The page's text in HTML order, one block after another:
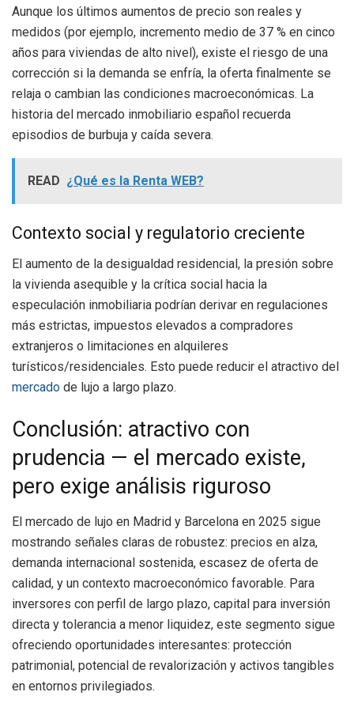
Aunque los últimos aumentos de precio son reales y
medidos (por ejemplo, incremento medio de 37 % en cinco
años para viviendas de alto nivel), existe el riesgo de una
corrección si la demanda se enfría, la oferta finalmente se
relaja o cambian las condiciones macroeconómicas. La
historia del mercado inmobiliario español recuerda
episodios de burbuja y caída severa.
READ ¿Qué es la Renta WEB?
Contexto social y regulatorio creciente
El aumento de la desigualdad residencial, la presión sobre
la vivienda asequible y la crítica social hacia la
especulación inmobiliaria podrían derivar en regulaciones
más estrictas, impuestos elevados a compradores
extranjeros o limitaciones en alquileres
turísticos/residenciales. Esto puede reducir el atractivo del
mercado de lujo a largo plazo.
Conclusión: atractivo con
prudencia — el mercado existe,
pero exige análisis riguroso
El mercado de lujo en Madrid y Barcelona en 2025 sigue
mostrando señales claras de robustez: precios en alza,
demanda internacional sostenida, escasez de oferta de
calidad, y un contexto macroeconómico favorable. Para
inversores con perfil de largo plazo, capital para inversión
directa y tolerancia a menor liquidez, este segmento sigue
ofreciendo oportunidades interesantes: protección
patrimonial, potencial de revalorización y activos tangibles
en entornos privilegiados.